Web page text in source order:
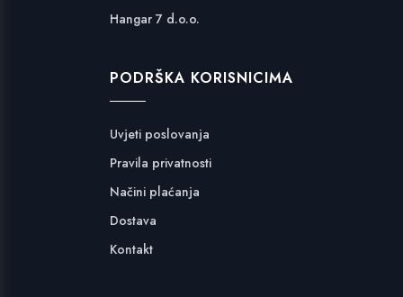
Hangar 7 d.o.o.
PODRŠKA KORISNICIMA
Uvjeti poslovanja
Pravila privatnosti
Načini plaćanja
Dostava
Kontakt